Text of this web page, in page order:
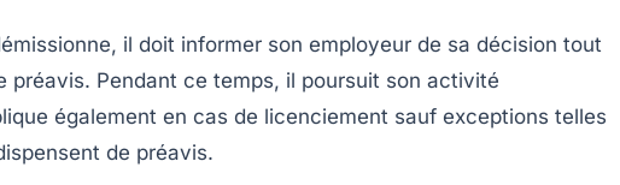
, il doit informer son employeur de sa décision tout
préavis. Pendant ce temps, il poursuit son activité
également en cas de licenciement sauf exceptions telles
de préavis.